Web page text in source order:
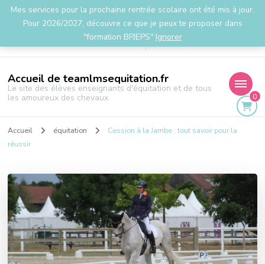
Mes services pour la prochaine rentrée scolaire ont été mis à jour.
Pour 2026/2027, découvre ce que je peux te proposer dans
"formation BPJEPS" Ignorer
la.team.lms@gmail.com
Accueil de teamlmsequitation.fr
Le site des élèves enseignants d'équitation et de tous
les amoureux des chevaux
0
Accueil équitation
Cession à la Jambe : tout savoir pour la
réussir